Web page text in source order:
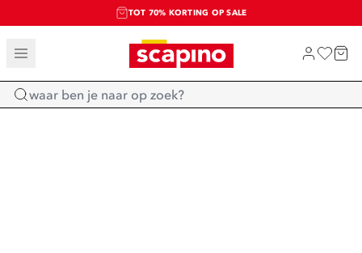
TOT 70% KORTING OP SALE
SALE: LAATSTE KANS!
SHOP NIEUW
Home